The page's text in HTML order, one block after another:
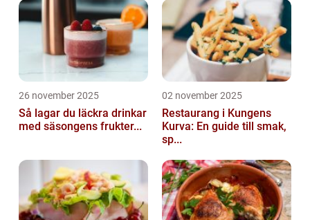
26 november 2025
Så lagar du läckra drinkar
med säsongens frukter...
02 november 2025
Restaurang i Kungens
Kurva: En guide till smak,
sp...